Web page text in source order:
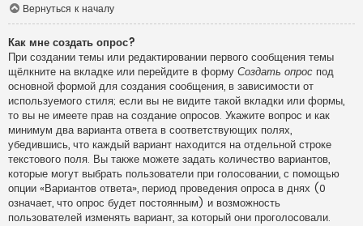
Вернуться к началу
Как мне создать опрос?
При создании темы или редактировании первого сообщения темы
щёлкните на вкладке или перейдите в форму Создать опрос под
основной формой для создания сообщения, в зависимости от
используемого стиля; если вы не видите такой вкладки или формы,
то вы не имеете прав на создание опросов. Укажите вопрос и как
минимум два варианта ответа в соответствующих полях,
убедившись, что каждый вариант находится на отдельной строке
текстового поля. Вы также можете задать количество вариантов,
которые могут выбрать пользователи при голосовании, с помощью
опции «Вариантов ответа», период проведения опроса в днях (0
означает, что опрос будет постоянным) и возможность
пользователей изменять вариант, за который они проголосовали.